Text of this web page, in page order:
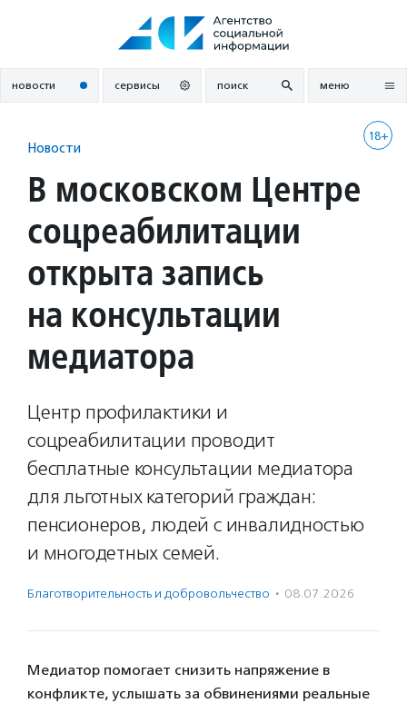
новости сервисы поиск меню
18+
Новости
В московском Центре
соцреабилитации
открыта запись
на консультации
медиатора
Центр профилактики и
соцреабилитации проводит
бесплатные консультации медиатора
для льготных категорий граждан:
пенсионеров, людей с инвалидностью
и многодетных семей.
Благотвори­тель­ность и доброволь­чест­во · 08.07.2026
Медиатор помогает снизить напряжение в
конфликте, услышать за обвинениями реальные